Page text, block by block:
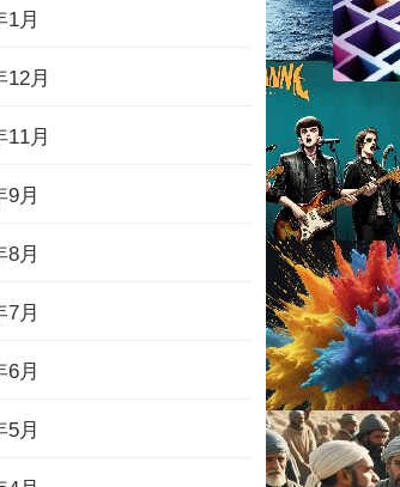
1月
12月
11月
9月
8月
7月
6月
5月